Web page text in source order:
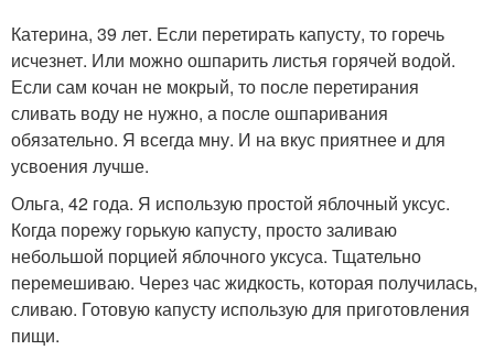
Катерина, 39 лет. Если перетирать капусту, то горечь
исчезнет. Или можно ошпарить листья горячей водой.
Если сам кочан не мокрый, то после перетирания
сливать воду не нужно, а после ошпаривания
обязательно. Я всегда мну. И на вкус приятнее и для
усвоения лучше.
Ольга, 42 года. Я использую простой яблочный уксус.
Когда порежу горькую капусту, просто заливаю
небольшой порцией яблочного уксуса. Тщательно
перемешиваю. Через час жидкость, которая получилась,
сливаю. Готовую капусту использую для приготовления
пищи.